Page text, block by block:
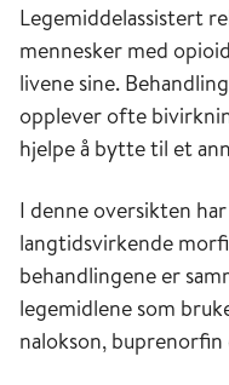
Legemiddelassistert
mennesker med
livene sine.
opplever ofte
hjelpe å bytte til et
I denne oversikten
langtidsvirkende
behandlingene er
legemidlene som
nalokson,